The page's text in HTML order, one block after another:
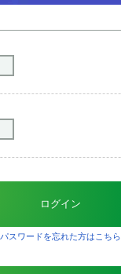
ログイン
パスワードを忘れた方はこちら